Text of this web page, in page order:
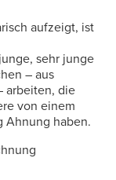
aufzeigt, ist
sehr junge
– aus
arbeiten, die
von einem
Ahnung haben.